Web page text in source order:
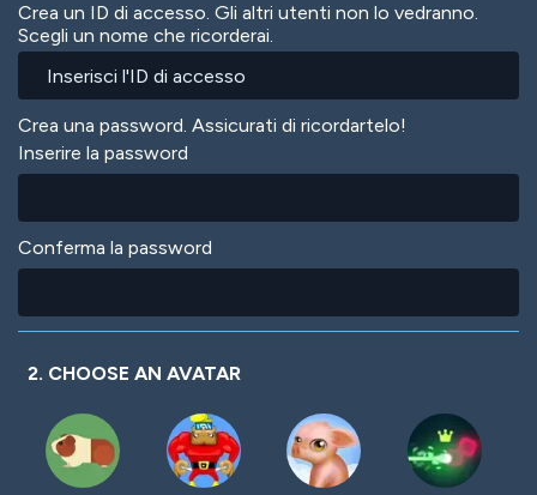
Crea un ID di accesso. Gli altri utenti non lo vedranno.
Scegli un nome che ricorderai.
Crea una password. Assicurati di ricordartelo!
Inserire la password
Conferma la password
2. CHOOSE AN AVATAR